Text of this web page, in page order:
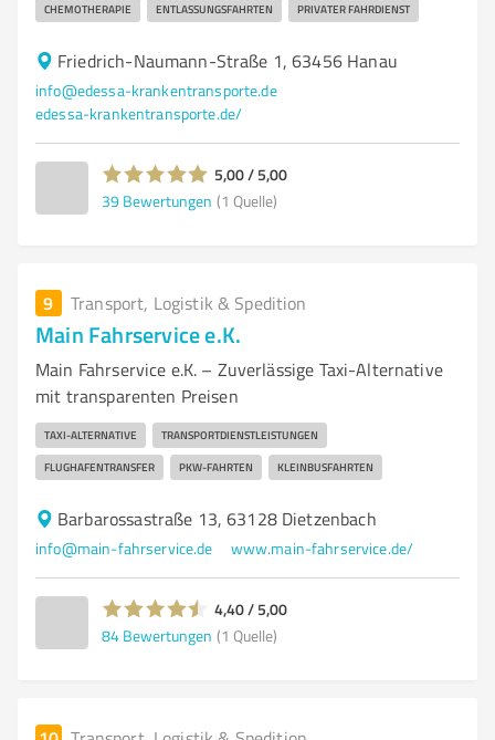
CHEMOTHERAPIE ENTLASSUNGSFAHRTEN PRIVATER FAHRDIENST
Friedrich-Naumann-Straße 1, 63456 Hanau
info@edessa-krankentransporte.de
edessa-krankentransporte.de/
5,00 / 5,00
39 Bewertungen (1 Quelle)
9 Transport, Logistik & Spedition
Main Fahrservice e.K.
Main Fahrservice e.K. – Zuverlässige Taxi-Alternative
mit transparenten Preisen
TAXI-ALTERNATIVE TRANSPORTDIENSTLEISTUNGEN
FLUGHAFENTRANSFER PKW-FAHRTEN KLEINBUSFAHRTEN
Barbarossastraße 13, 63128 Dietzenbach
info@main-fahrservice.de www.main-fahrservice.de/
4,40 / 5,00
84 Bewertungen (1 Quelle)